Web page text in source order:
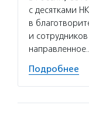
с десятками
в
и
Подробнее